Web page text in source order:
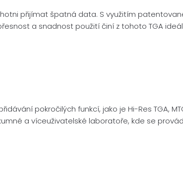
přijímat špatná data. S využitím
a snadnost použití činí z tohoto TGA
pokročilých funkcí, jako je Hi-Res TGA,
a víceuživatelské laboratoře, kde se